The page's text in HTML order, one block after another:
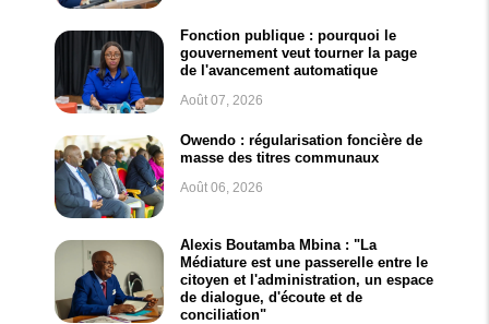
Fonction publique : pourquoi le
gouvernement veut tourner la page
de l'avancement automatique
Août 07, 2026
Owendo : régularisation foncière de
masse des titres communaux
Août 06, 2026
Alexis Boutamba Mbina : "La
Médiature est une passerelle entre le
citoyen et l'administration, un espace
de dialogue, d'écoute et de
conciliation"